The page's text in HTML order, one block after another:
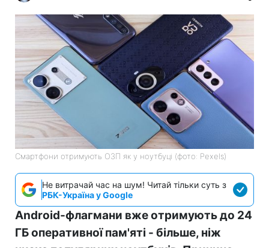
Смартфони отримують ОЗП як у ноутбуці (фото: Pexels)
Не витрачай час на шум! Читай тільки суть з
РБК-Україна у Google
Android-флагмани вже отримують до 24
ГБ оперативної пам'яті - більше, ніж